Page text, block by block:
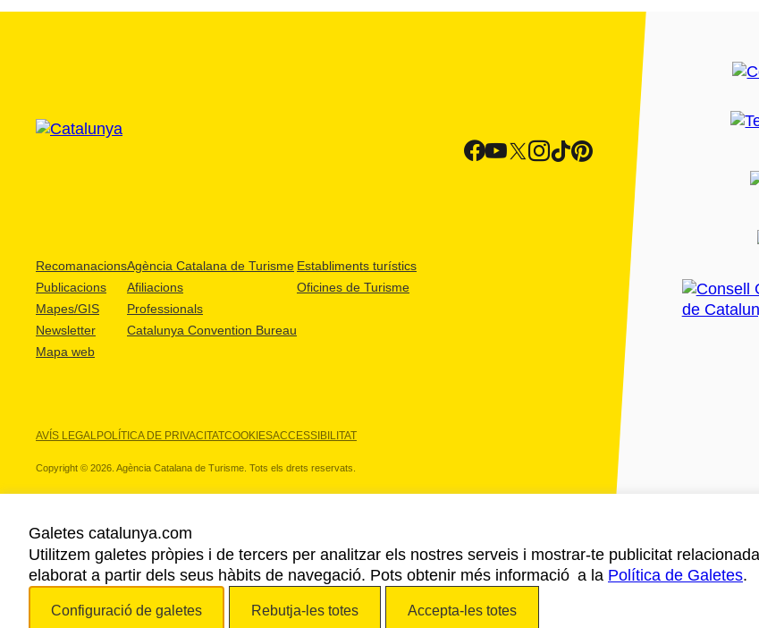
Recomanacions
Publicacions
Mapes/GIS
Newsletter
Mapa web
Agència Catalana de Turisme
Afiliacions
Professionals
Catalunya Convention Bureau
Establiments turístics
Oficines de Turisme
AVÍS LEGALPOLÍTICA DE PRIVACITATCOOKIESACCESSIBILITAT
Copyright © 2026. Agència Catalana de Turisme. Tots els drets reservats.
ELS NOSTRES PARTNERS
Galetes catalunya.com
Utilitzem galetes pròpies i de tercers per analitzar els nostres serveis i mostrar-te publicitat
elaborat a partir dels seus hàbits de navegació. Pots obtenir més informació a la Política de Galetes.
Configuració de galetes Rebutja-les totes Accepta-les totes